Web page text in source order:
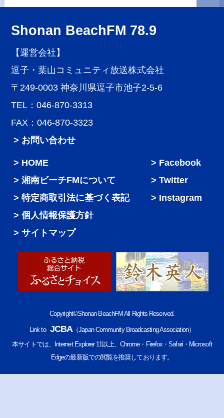
Shonan BeachFM 78.9
【運営会社】
逗子・葉山コミュニティ放送株式会社
〒249-0003 神奈川県逗子市池子2-5-6
TEL：046-870-3313
FAX：046-870-3323
> お問い合わせ
HOME
湘南ビーチFMについて
特定商取引法に基づく表記
個人情報保護方針
サイトマップ
Facebook
Twitter
Instagram
Copyright©Shonan BeachFM All Rights Reserved.
Link to JCBA （Japan Community Broadcasting Association）
本サイトでは、Internet Explorer 11以上、Chrome・Firefox・Safari・Microsoft
Edgeの最新版での閲覧を推奨しております。